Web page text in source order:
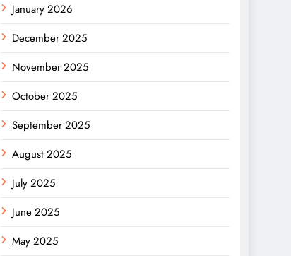
January 2026
December 2025
November 2025
October 2025
September 2025
August 2025
July 2025
June 2025
May 2025